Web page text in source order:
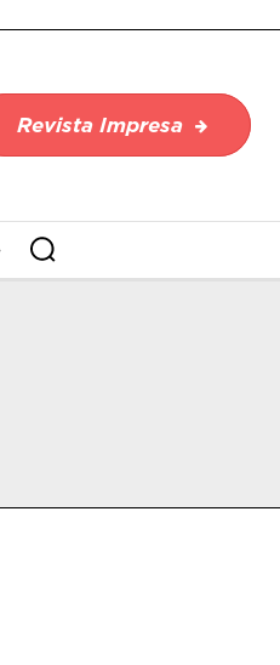
Revista Impresa